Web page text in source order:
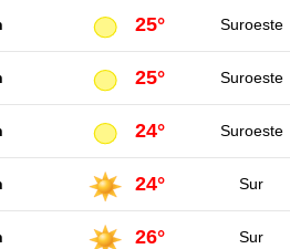
25° Suroeste
25° Suroeste
24° Suroeste
24° Sur
26° Sur